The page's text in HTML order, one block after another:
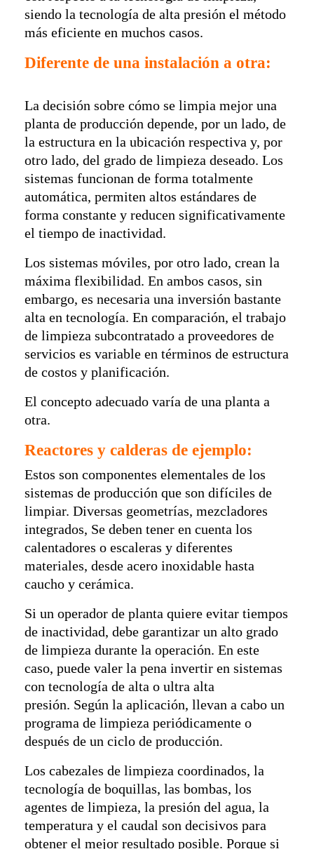
siendo la tecnología de alta presión el método
más eficiente en muchos casos.
Diferente de una instalación a otra:
La decisión sobre cómo se limpia mejor una
planta de producción depende, por un lado, de
la estructura en la ubicación respectiva y, por
otro lado, del grado de limpieza deseado. Los
sistemas funcionan de forma totalmente
automática, permiten altos estándares de
forma constante y reducen significativamente
el tiempo de inactividad.
Los sistemas móviles, por otro lado, crean la
máxima flexibilidad. En ambos casos, sin
embargo, es necesaria una inversión bastante
alta en tecnología. En comparación, el trabajo
de limpieza subcontratado a proveedores de
servicios es variable en términos de estructura
de costos y planificación.
El concepto adecuado varía de una planta a
otra.
Reactores y calderas de ejemplo:
Estos son componentes elementales de los
sistemas de producción que son difíciles de
limpiar. Diversas geometrías, mezcladores
integrados, Se deben tener en cuenta los
calentadores o escaleras y diferentes
materiales, desde acero inoxidable hasta
caucho y cerámica.
Si un operador de planta quiere evitar tiempos
de inactividad, debe garantizar un alto grado
de limpieza durante la operación. En este
caso, puede valer la pena invertir en sistemas
con tecnología de alta o ultra alta
presión. Según la aplicación, llevan a cabo un
programa de limpieza periódicamente o
después de un ciclo de producción.
Los cabezales de limpieza coordinados, la
tecnología de boquillas, las bombas, los
agentes de limpieza, la presión del agua, la
temperatura y el caudal son decisivos para
obtener el mejor resultado posible. Porque si